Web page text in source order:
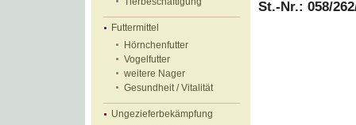
Futtermittel
Hörnchenfutter
Vogelfutter
weitere Nager
Gesundheit / Vitalität
Ungezieferbekämpfung
St.-Nr.: 058/